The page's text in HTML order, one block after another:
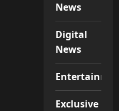
News
Digital
News
Exclusive